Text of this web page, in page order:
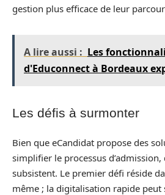
gestion plus efficace de leur
A lire aussi : Les
d'Educonnect à Bordeaux
Les défis à surmonter
Bien que eCandidat propose des
simplifier le processus d’admission,
subsistent. Le premier défi réside
même ; la digitalisation rapide peut